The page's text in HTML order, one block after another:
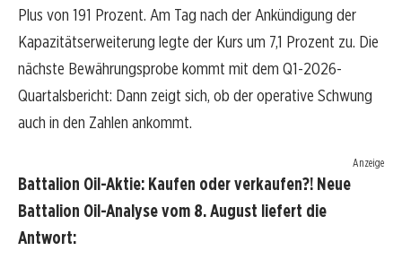
Plus von 191 Prozent. Am Tag nach der Ankündigung der
Kapazitätserweiterung legte der Kurs um 7,1 Prozent zu. Die
nächste Bewährungsprobe kommt mit dem Q1-2026-
Quartalsbericht: Dann zeigt sich, ob der operative Schwung
auch in den Zahlen ankommt.
Anzeige
Battalion Oil-Aktie: Kaufen oder verkaufen?! Neue
Battalion Oil-Analyse vom 8. August liefert die
Antwort: